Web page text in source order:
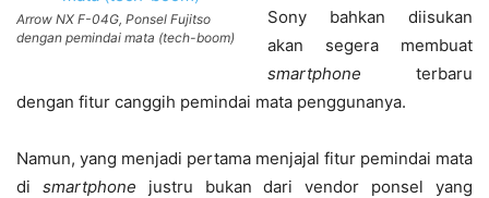
Arrow NX F-04G, Ponsel Fujitso
dengan pemindai mata (tech-boom)
Sony bahkan diisukan
akan segera membuat
smartphone terbaru
dengan fitur canggih pemindai mata penggunanya.
Namun, yang menjadi pertama menjajal fitur pemindai mata
di smartphone justru bukan dari vendor ponsel yang